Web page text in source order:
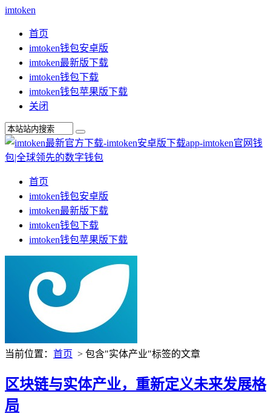
imtoken
首页
imtoken钱包安卓版
imtoken最新版下载
imtoken钱包下载
imtoken钱包苹果版下载
关闭
首页
imtoken钱包安卓版
imtoken最新版下载
imtoken钱包下载
imtoken钱包苹果版下载
当前位置： 首页 > 包含"实体产业"标签的文章
区块链与实体产业，重新定义未来发展格
局